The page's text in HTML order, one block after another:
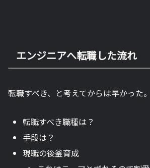
エンジニアへ転職した流れ
転職すべき、と考えてからは早かった。
転職すべき職種は？
手段は？
現職の後釜育成